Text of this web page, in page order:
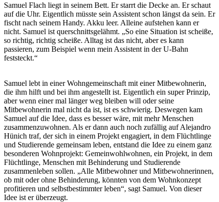
Samuel Flach liegt in seinem Bett. Er starrt die Decke an. Er schaut
auf die Uhr. Eigentlich müsste sein Assistent schon längst da sein. Er
fischt nach seinem Handy. Akku leer. Alleine aufstehen kann er
nicht. Samuel ist querschnittsgelähmt. „So eine Situation ist scheiße,
so richtig, richtig scheiße. Alltag ist das nicht, aber es kann
passieren, zum Beispiel wenn mein Assistent in der U-Bahn
feststeckt.“
Samuel lebt in einer Wohngemeinschaft mit einer Mitbewohnerin,
die ihm hilft und bei ihm angestellt ist. Eigentlich ein super Prinzip,
aber wenn einer mal länger weg bleiben will oder seine
Mitbewohnerin mal nicht da ist, ist es schwierig. Deswegen kam
Samuel auf die Idee, dass es besser wäre, mit mehr Menschen
zusammenzuwohnen. Als er dann auch noch zufällig auf Alejandro
Hünich traf, der sich in einem Projekt engagiert, in dem Flüchtlinge
und Studierende gemeinsam leben, entstand die Idee zu einem ganz
besonderen Wohnprojekt: Gemeinwohlwohnen, ein Projekt, in dem
Flüchtlinge, Menschen mit Behinderung und Studierende
zusammenleben sollen. „Alle Mitbewohner und Mitbewohnerinnen,
ob mit oder ohne Behinderung, könnten von dem Wohnkonzept
profitieren und selbstbestimmter leben“, sagt Samuel. Von dieser
Idee ist er überzeugt.